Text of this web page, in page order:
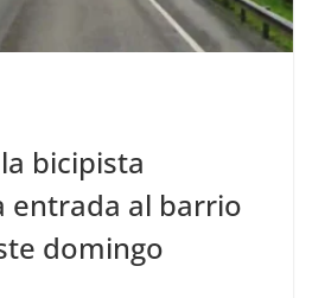
bicipista
entrada al barrio
domingo